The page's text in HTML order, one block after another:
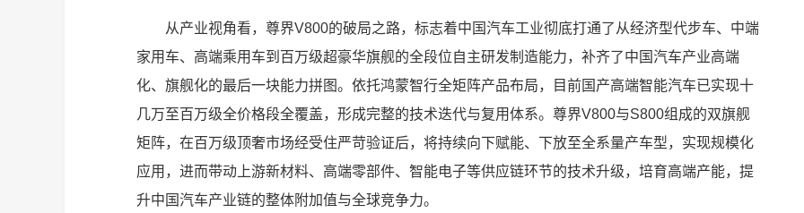
从产业视角看，尊界V800的破局之路，标志着中国汽车工业彻底打通了从经济型代步车、中端
家用车、高端乘用车到百万级超豪华旗舰的全段位自主研发制造能力，补齐了中国汽车产业高端
化、旗舰化的最后一块能力拼图。依托鸿蒙智行全矩阵产品布局，目前国产高端智能汽车已实现十
几万至百万级全价格段全覆盖，形成完整的技术迭代与复用体系。尊界V800与S800组成的双旗舰
矩阵，在百万级顶奢市场经受住严苛验证后，将持续向下赋能、下放至全系量产车型，实现规模化
应用，进而带动上游新材料、高端零部件、智能电子等供应链环节的技术升级，培育高端产能，提
升中国汽车产业链的整体附加值与全球竞争力。